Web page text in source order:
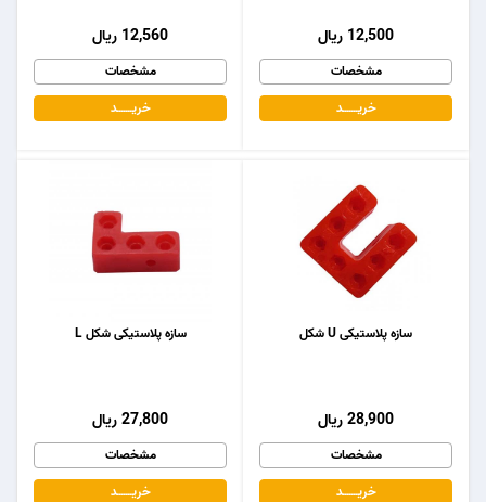
12,560 ریال
مشخصات
خریـــــــد
12,500 ریال
مشخصات
خریـــــــد
سازه پلاستیکی شکل L
27,800 ریال
مشخصات
خریـــــــد
سازه پلاستیکی U شکل
28,900 ریال
مشخصات
خریـــــــد